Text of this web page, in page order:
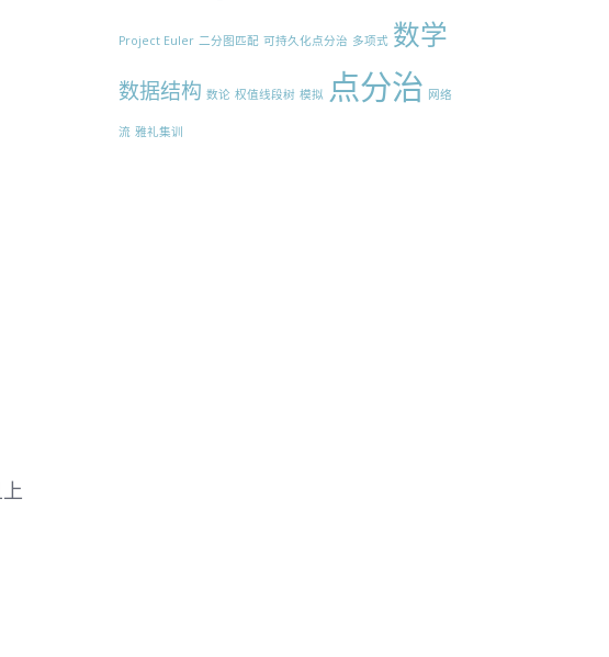
\left(\frac{1+x-
Project Euler 二分图匹配 可持久化点分治 多项式 数学
数据结构 数论 权值线段树 模拟 点分治 网络
流 雅礼集训